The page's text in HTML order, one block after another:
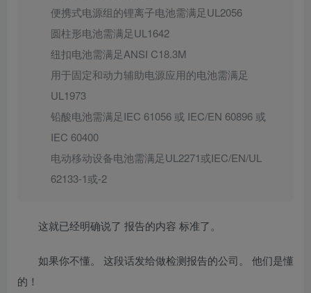
便携式电源组的锂离子电池需满足UL2056
圆柱形电池需满足UL1642
纽扣电池需满足ANSI C18.3M
用于固定和动力辅助电源应用的电池需满足
UL1973
铅酸电池需满足IEC 61056 或 IEC/EN 60896 或
IEC 60400
电动移动设备电池需满足UL2271或IEC/EN/UL
62133-1或-2
这就已经明确说了 报告的内容 标准了。
如果你不懂。 这段话发给做检测报告的公司。 他们是懂
的！